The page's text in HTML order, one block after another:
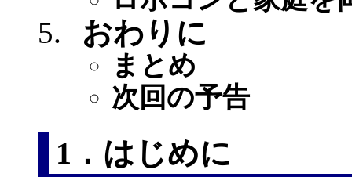
おわりに
まとめ
次回の予告
1．はじめに